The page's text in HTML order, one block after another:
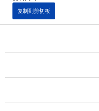
复制到剪切板